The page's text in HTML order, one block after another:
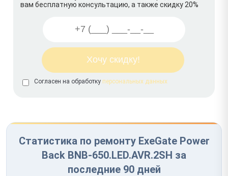
вам бесплатную консультацию, а также скидку 20%
Согласен на обработку персональных данных
Статистика по ремонту ExeGate Power
Back BNB-650.LED.AVR.2SH за
последние 90 дней